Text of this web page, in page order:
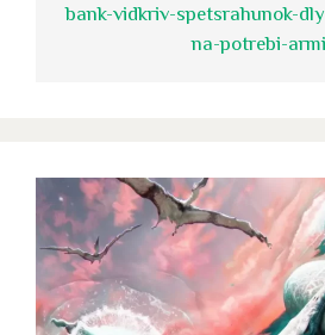
bank-vidkriv-spetsrahunok-
na-potrebi-